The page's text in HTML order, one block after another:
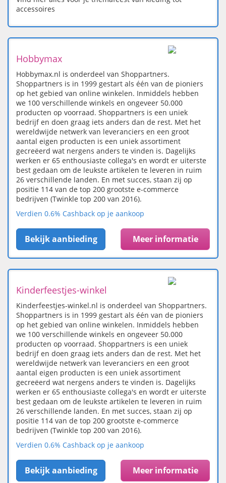
accessoires
Hobbymax
Hobbymax.nl is onderdeel van Shoppartners.
Shoppartners is in 1999 gestart als één van de pioniers
op het gebied van online winkelen. Inmiddels hebben
we 100 verschillende winkels en ongeveer 50.000
producten op voorraad. Shoppartners is een uniek
bedrijf en doen graag iets anders dan de rest. Met het
wereldwijde netwerk van leveranciers en een groot
aantal eigen producten is een uniek assortiment
gecreëerd wat nergens anders te vinden is. Dagelijks
werken er 65 enthousiaste collega's en wordt er uiterste
best gedaan om de leukste artikelen te leveren in ruim
26 verschillende landen. En met succes, staan zij op
positie 114 van de top 200 grootste e-commerce
bedrijven (Twinkle top 200 van 2016).
Verdien 0.6% Cashback op je aankoop
Bekijk aanbieding Meer informatie
Kinderfeestjes-winkel
Kinderfeestjes-winkel.nl is onderdeel van Shoppartners.
Shoppartners is in 1999 gestart als één van de pioniers
op het gebied van online winkelen. Inmiddels hebben
we 100 verschillende winkels en ongeveer 50.000
producten op voorraad. Shoppartners is een uniek
bedrijf en doen graag iets anders dan de rest. Met het
wereldwijde netwerk van leveranciers en een groot
aantal eigen producten is een uniek assortiment
gecreëerd wat nergens anders te vinden is. Dagelijks
werken er 65 enthousiaste collega's en wordt er uiterste
best gedaan om de leukste artikelen te leveren in ruim
26 verschillende landen. En met succes, staan zij op
positie 114 van de top 200 grootste e-commerce
bedrijven (Twinkle top 200 van 2016).
Verdien 0.6% Cashback op je aankoop
Bekijk aanbieding Meer informatie